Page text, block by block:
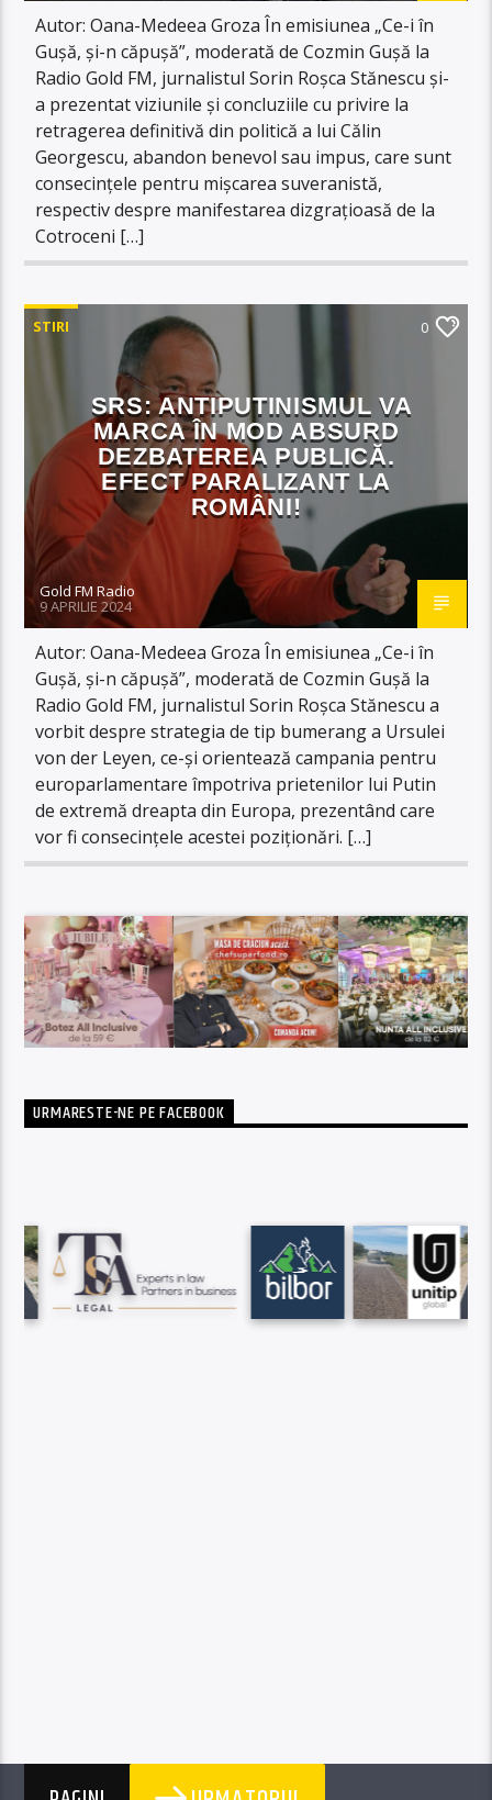
Autor: Oana-Medeea Groza În emisiunea „Ce-i în
Gușă, și-n căpușă”, moderată de Cozmin Gușă la
Radio Gold FM, jurnalistul Sorin Roșca Stănescu și-
a prezentat viziunile și concluziile cu privire la
retragerea definitivă din politică a lui Călin
Georgescu, abandon benevol sau impus, care sunt
consecințele pentru mișcarea suveranistă,
respectiv despre manifestarea dizgrațioasă de la
Cotroceni […]
STIRI 0
SRS: ANTIPUTINISMUL VA
MARCA ÎN MOD ABSURD
DEZBATEREA PUBLICĂ.
EFECT PARALIZANT LA
ROMÂNI!
Gold FM Radio
9 APRILIE 2024
Autor: Oana-Medeea Groza În emisiunea „Ce-i în
Gușă, și-n căpușă”, moderată de Cozmin Gușă la
Radio Gold FM, jurnalistul Sorin Roșca Stănescu a
vorbit despre strategia de tip bumerang a Ursulei
von der Leyen, ce-și orientează campania pentru
europarlamentare împotriva prietenilor lui Putin
de extremă dreapta din Europa, prezentând care
vor fi consecințele acestei poziționări. […]
URMARESTE-NE PE FACEBOOK